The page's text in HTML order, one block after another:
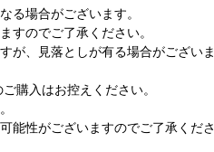
る場合がございます。
すのでご了承ください。
が、見落としが有る場合がございま
購入はお控えください。
能性がございますのでご了承くださ